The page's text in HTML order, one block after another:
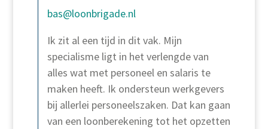
bas@loonbrigade.nl
Ik zit al een tijd in dit vak. Mijn
specialisme ligt in het verlengde van
alles wat met personeel en salaris te
maken heeft. Ik ondersteun werkgevers
bij allerlei personeelszaken. Dat kan gaan
van een loonberekening tot het opzetten